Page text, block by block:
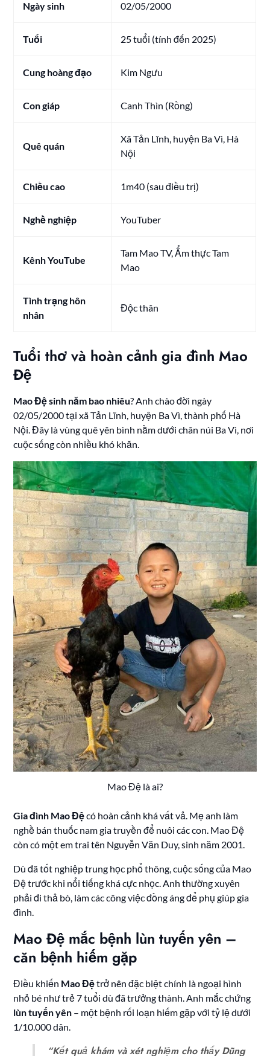
Ngày sinh 02/05/2000
Tuổi 25 tuổi (tính đến 2025)
Cung hoàng đạo Kim Ngưu
Con giáp Canh Thìn (Rồng)
Quê quán
Xã Tản Lĩnh, huyện Ba Vì, Hà
Nội
Chiều cao 1m40 (sau điều trị)
Nghề nghiệp YouTuber
Kênh YouTube
Tam Mao TV, Ẩm thực Tam
Mao
Tình trạng hôn
nhân
Độc thân
Tuổi thơ và hoàn cảnh gia đình Mao
Đệ
Mao Đệ sinh năm bao nhiêu? Anh chào đời ngày
02/05/2000 tại xã Tản Lĩnh, huyện Ba Vì, thành phố Hà
Nội. Đây là vùng quê yên bình nằm dưới chân núi Ba Vì, nơi
cuộc sống còn nhiều khó khăn.
Mao Đệ là ai?
Gia đình Mao Đệcó hoàn cảnh khá vất vả. Mẹ anh làm
nghề bán thuốc nam gia truyền để nuôi các con. Mao Đệ
còn có một em trai tên Nguyễn Văn Duy, sinh năm 2001.
Dù đã tốt nghiệp trung học phổ thông, cuộc sống của Mao
Đệ trước khi nổi tiếng khá cực nhọc. Anh thường xuyên
phải đi thả bò, làm các công việc đồng áng để phụ giúp gia
đình.
Mao Đệ mắc bệnh lùn tuyến yên –
căn bệnh hiếm gặp
Điều khiến Mao Đệtrở nên đặc biệt chính là ngoại hình
nhỏ bé như trẻ 7 tuổi dù đã trưởng thành. Anh mắc chứng
lùn tuyến yên – một bệnh rối loạn hiếm gặp với tỷ lệ dưới
1/10.000 dân.
“Kết quả khám và xét nghiệm cho thấy Dũng